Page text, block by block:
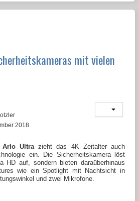
mit vielen
2018
Arlo Ultrazieht das 4K Zeitalter auch
ein. Die Sicherheitskamera löst
HD auf, sondern bieten daraüberhinaus
wie ein Spotlight mit Nachtsicht in
und zwei Mikrofone.